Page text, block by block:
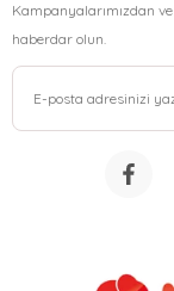
Kampanyalarımızdan
haberdar olun.